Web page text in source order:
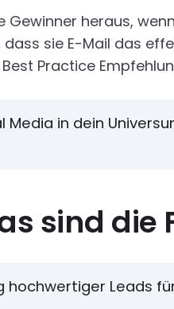
heraus,
sie E-Mail das
Practice
in dein
sind die
Leads